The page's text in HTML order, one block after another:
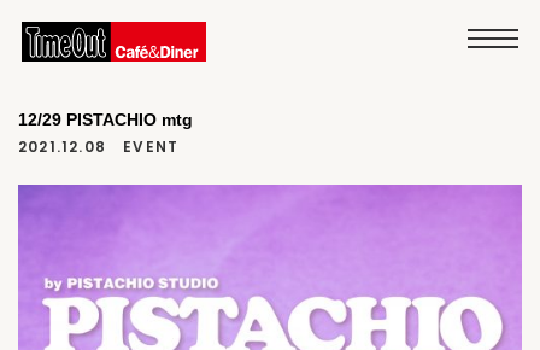
12/29 PISTACHIO mtg
2021.12.08 EVENT